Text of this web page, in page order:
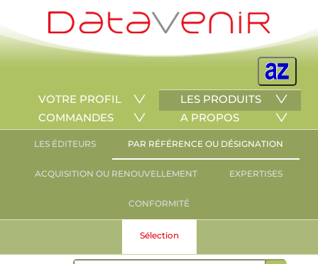
VOTRE PROFIL
LES PRODUITS
COMMANDES
A PROPOS
LES ÉDITEURS PAR RÉFÉRENCE OU DÉSIGNATION
ACQUISITION OU RENOUVELLEMENT EXPERTISES
CONFORMITÉ
Sélection